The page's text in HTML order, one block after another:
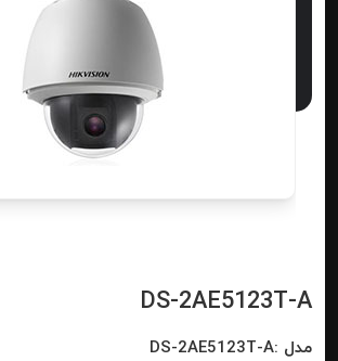
DS-2AE5123T-A
مدل :DS-2AE5123T-A